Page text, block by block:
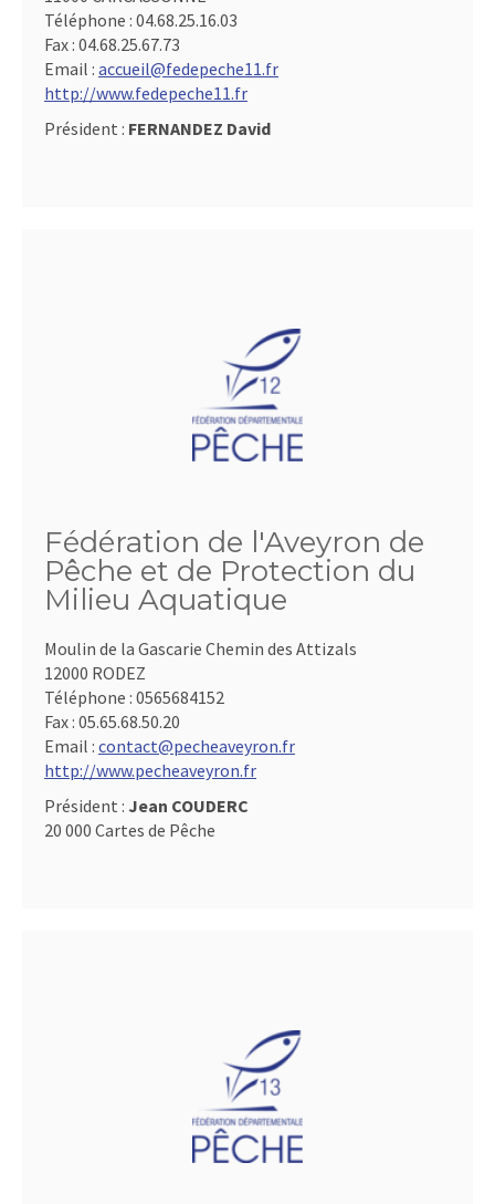
Téléphone : 04.68.25.16.03
Fax : 04.68.25.67.73
Email : accueil@fedepeche11.fr
http://www.fedepeche11.fr
Président : FERNANDEZ David
Fédération de l'Aveyron de
Pêche et de Protection du
Milieu Aquatique
Moulin de la Gascarie Chemin des Attizals
12000 RODEZ
Téléphone : 0565684152
Fax : 05.65.68.50.20
Email : contact@pecheaveyron.fr
http://www.pecheaveyron.fr
Président : Jean COUDERC
20 000 Cartes de Pêche